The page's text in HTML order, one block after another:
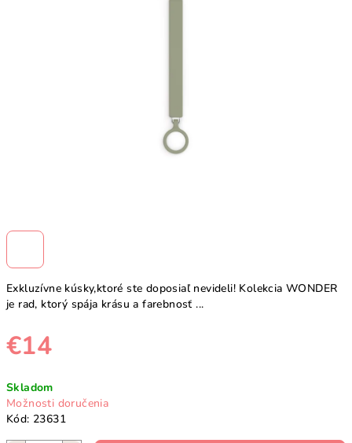
Exkluzívne kúsky,ktoré ste doposiaľ nevideli! Kolekcia WONDER
je rad, ktorý spája krásu a farebnosť ...
€14
cena:
Skladom
Možnosti doručenia
Kód: 23631